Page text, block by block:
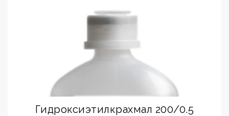
Гидроксиэтилкрахмал 200/0.5